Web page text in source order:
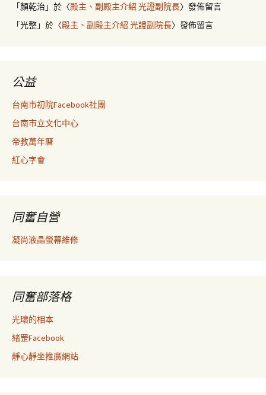
「顏乾治 」於〈殿主、副殿主介紹 光證副院長〉發佈留言
「光整」於〈殿主、副殿主介紹 光證副院長〉發佈留言
公益
台南市初院Facebook社團
台南市立文化中心
帝教萬年曆
紅心字會
同奮自營
凝尚液晶螢幕維修
同奮部落格
光瓌的相本
緒罡Facebook
靜心靜坐推廣網站